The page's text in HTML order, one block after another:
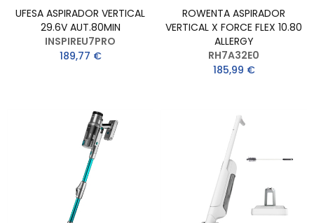
UFESA ASPIRADOR VERTICAL
29.6V AUT.80MIN
INSPIREU7PRO
189,77 €
ROWENTA ASPIRADOR
VERTICAL X FORCE FLEX 10.80
ALLERGY
RH7A32E0
185,99 €